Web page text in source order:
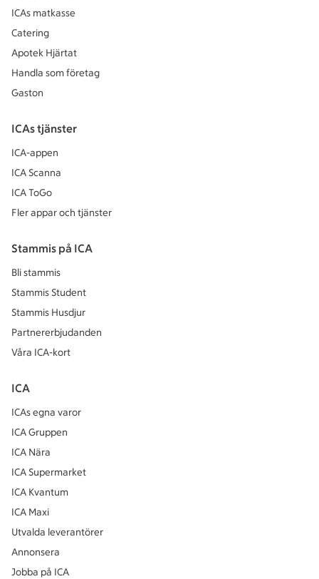
ICAs matkasse
Catering
Apotek Hjärtat
Handla som företag
Gaston
ICAs tjänster
ICA-appen
ICA Scanna
ICA ToGo
Fler appar och tjänster
Stammis på ICA
Bli stammis
Stammis Student
Stammis Husdjur
Partnererbjudanden
Våra ICA-kort
ICA
ICAs egna varor
ICA Gruppen
ICA Nära
ICA Supermarket
ICA Kvantum
ICA Maxi
Utvalda leverantörer
Annonsera
Jobba på ICA